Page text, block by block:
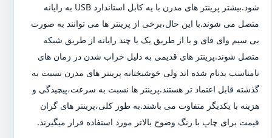
شود.بیشتر پرینتر های مدرن با یه کابل استاندارد USB به رایانه
متصل می شوند.با این حال،برخی از پرینتر ها می توانند به صورت
بی سیم وای فای و یا از طریق یک یا چند رایانه از طریق شبکه
متصل شوند.پرینتر های قدیمی به دلیل خراب شدن در زمان های
نامناسب بدنام شده اند ولی خوشبختانه پرینتر های مدرن نسبت به
گذشته قابل اعتماد تر هستند.پرینتر ها نسبت به سرعت،پیچیدگی و
هزینه با یکدیگر متفاوت می باشند.به طور کلی،پرینتر های گران
قیمت برای چاپ با رنگ وضوح بالاتر مورد استفاده قرار میگیرند.